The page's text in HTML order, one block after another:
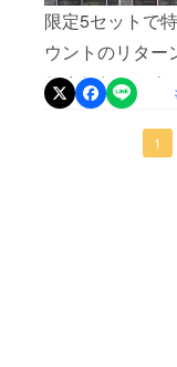
https://
限定5セットで
ウントのリター
しました！マウ
でモヤモヤした
い飛ばすツール
1